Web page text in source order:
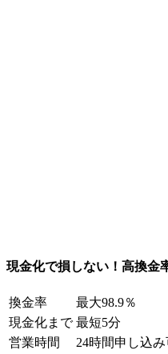
現金化で損しない！高換金
換金率
最大98.9％
現金化まで 最短5分
営業時間
24時間申し込